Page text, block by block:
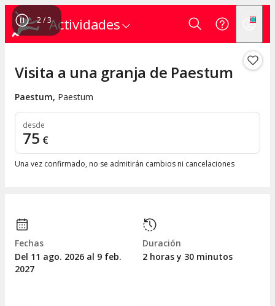
Actividades
2/3
Visita a una granja de Paestum
Paestum, Paestum
desde
75 €
Una vez confirmado, no se admitirán cambios ni cancelaciones
Fechas
Del 11 ago. 2026 al 9 feb.
2027
Duración
2 horas y 30 minutos